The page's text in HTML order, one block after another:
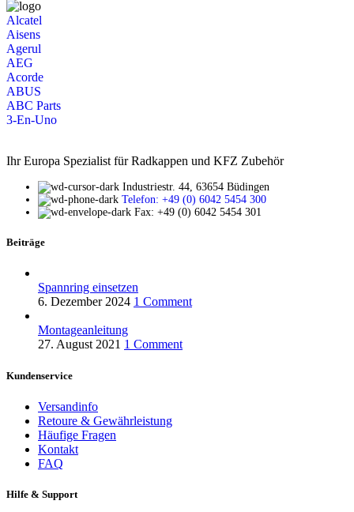
Alcatel
Aisens
Agerul
AEG
Acorde
ABUS
ABC Parts
3-En-Uno
Ihr Europa Spezialist für Radkappen und KFZ Zubehör
Industriestr. 44, 63654 Büdingen
Telefon: +49 (0) 6042 5454 300
Fax: +49 (0) 6042 5454 301
Beiträge
Spannring einsetzen
6. Dezember 2024 1 Comment
Montageanleitung
27. August 2021 1 Comment
Kundenservice
Versandinfo
Retoure & Gewährleistung
Häufige Fragen
Kontakt
FAQ
Hilfe & Support